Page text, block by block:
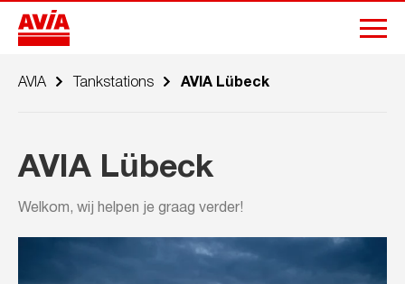
AVIA Tankstations AVIA Lübeck
AVIA Lübeck
Welkom, wij helpen je graag verder!